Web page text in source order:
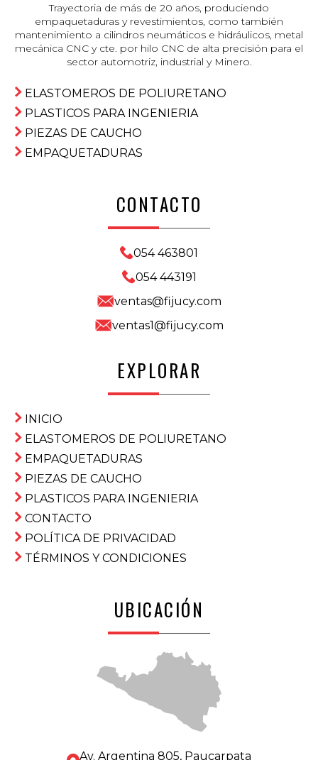
Trayectoria de más de 20 años, produciendo
empaquetaduras y revestimientos, como también
mantenimiento a cilindros neumáticos e hidráulicos, metal
mecánica CNC y cte. por hilo CNC de alta precisión para el
sector automotriz, industrial y Minero.
ELASTOMEROS DE POLIURETANO
PLASTICOS PARA INGENIERIA
PIEZAS DE CAUCHO
EMPAQUETADURAS
CONTACTO
054 463801
054 443191
ventas@fijucy.com
ventas1@fijucy.com
EXPLORAR
INICIO
ELASTOMEROS DE POLIURETANO
EMPAQUETADURAS
PIEZAS DE CAUCHO
PLASTICOS PARA INGENIERIA
CONTACTO
POLÍTICA DE PRIVACIDAD
TÉRMINOS Y CONDICIONES
UBICACIÓN
Av. Argentina 805, Paucarpata